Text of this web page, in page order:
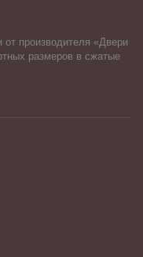
производителя «Двери
размеров в сжатые